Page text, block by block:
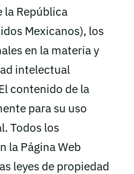
la República
Mexicanos), los
en la materia y
intelectual
contenido de la
para su uso
Todos los
la Página Web
leyes de propiedad